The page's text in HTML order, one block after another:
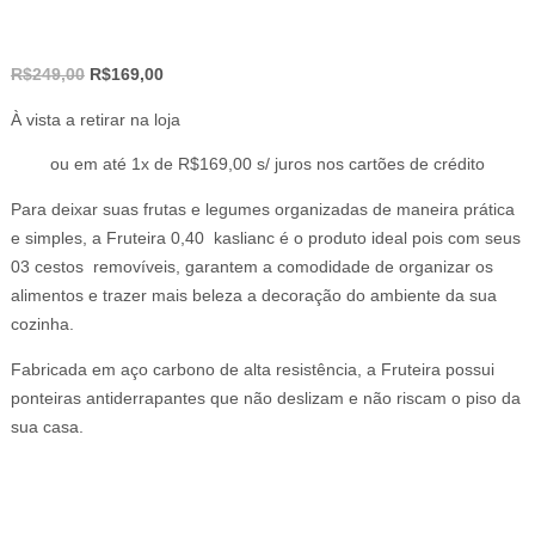
R$249,00 O
original
era:
R$169,00O
atual
é:
À vista a retirar na loja
ou em até 1x de R$169,00 s/ juros nos cartões de crédito
Para deixar suas frutas e legumes organizadas de maneira prática
e simples, a Fruteira 0,40 kaslianc é o produto ideal pois com seus
03 cestos removíveis, garantem a comodidade de organizar os
alimentos e trazer mais beleza a decoração do ambiente da sua
cozinha.
Fabricada em aço carbono de alta resistência, a Fruteira possui
ponteiras antiderrapantes que não deslizam e não riscam o piso da
sua casa.